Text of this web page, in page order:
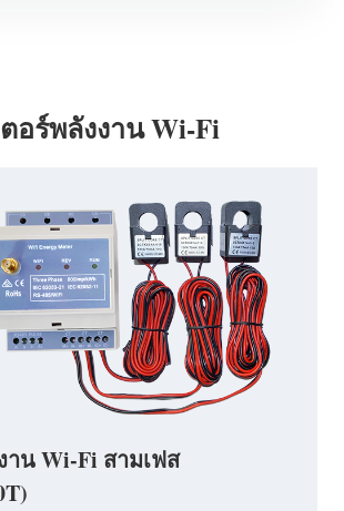
อร์พลังงาน Wi-Fi
าน Wi-Fi สามเฟส